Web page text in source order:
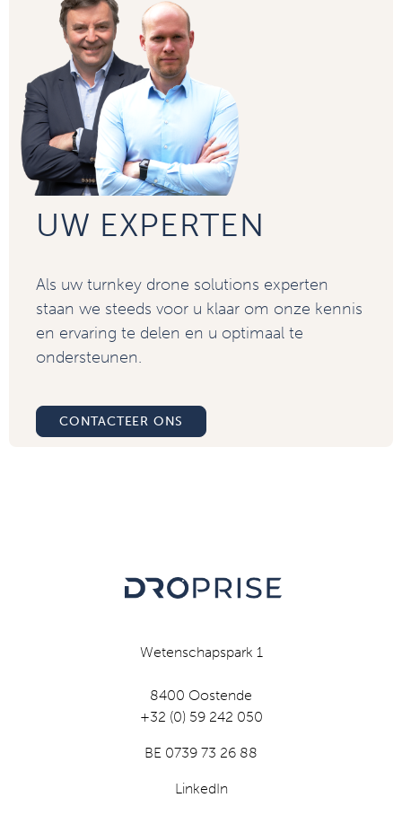
UW EXPERTEN
Als uw turnkey drone solutions experten
staan we steeds voor u klaar om onze kennis
en ervaring te delen en u optimaal te
ondersteunen.
CONTACTEER ONS
Wetenschapspark 1
8400 Oostende
+32 (0) 59 242 050
BE 0739 73 26 88
LinkedIn